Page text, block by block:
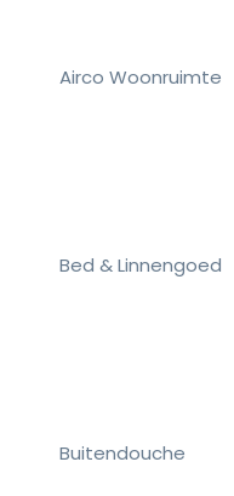
Airco Woonruimte
Bed & Linnengoed
Buitendouche